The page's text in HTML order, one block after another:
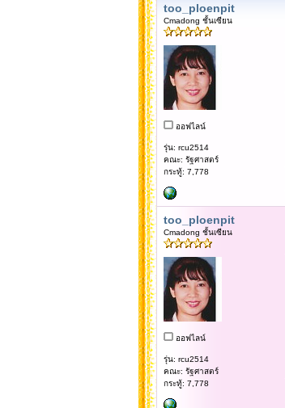
too_ploenpit
Cmadong ชั้นเซียน
ออฟไลน์
รุ่น: rcu2514
คณะ: รัฐศาสตร์
กระทู้: 7,778
too_ploenpit
Cmadong ชั้นเซียน
ออฟไลน์
รุ่น: rcu2514
คณะ: รัฐศาสตร์
กระทู้: 7,778